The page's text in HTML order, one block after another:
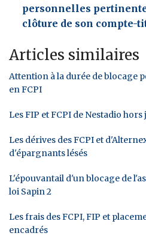
personnelles
clôture de son compte-
Articles similaires
Attention à la durée de blocage
en FCPI
Les FIP et FCPI de Nestadio hors
Les dérives des FCPI et
d'épargnants lésés
L'épouvantail d'un blocage de
loi Sapin 2
Les frais des FCPI, FIP et
encadrés